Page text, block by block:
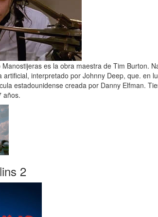
es la obra maestra de Tim Burton.
interpretado por Johnny Deep, que. en
estadounidense creada por Danny Elfman.
años.
2